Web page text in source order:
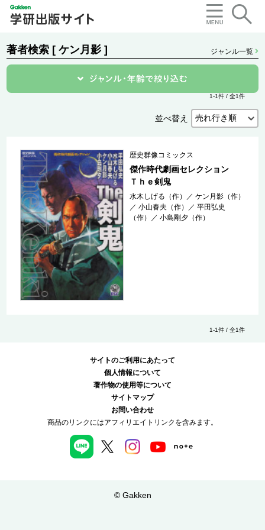
著者検索 [ ケン月影 ] ジャンル一覧
1-1件 / 全1件
並べ替え
歴史群像コミックス
傑作時代劇画セレクション
Ｔｈｅ剣鬼
水木しげる（作） ／ケン月影（作）
／小山春夫（作） ／平田弘史
（作）
／小島剛夕（作）
1-1件 / 全1件
サイトのご利用にあたって
個人情報について
著作物の使用等について
サイトマップ
お問い合わせ
商品のリンクにはアフィリエイトリンクを含みます。
© Gakken